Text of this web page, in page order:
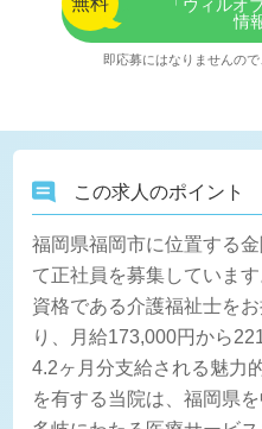
「ウィルオ
情
即応募にはなりませんの
この求人のポイント
福岡県福岡市に位置する
て正社員を募集していま
資格である介護福祉士を
り、月給173,000円から
4.2ヶ月分支給される魅力
を有する当院は、福岡県